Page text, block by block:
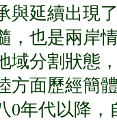
與延續出現
，也是兩岸
域分割狀態
方面歷經簡
0年代以降，